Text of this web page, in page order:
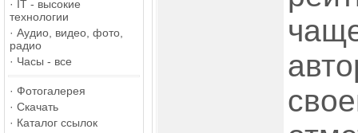
· IT - высокие
технологии
· Аудио, видео, фото,
радио
· Часы - все
· Фотогалерея
· Скачать
· Каталог ссылок